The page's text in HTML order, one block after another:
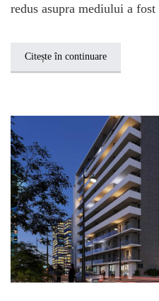
redus asupra mediului a
Citește în continuare